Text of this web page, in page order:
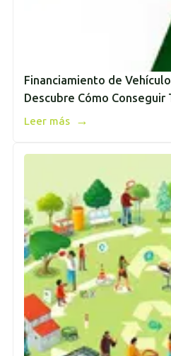
Financiamiento de
Descubre Cómo Conseguir
Leer más →